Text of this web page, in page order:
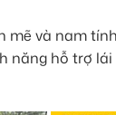
và nam
năng hỗ trợ